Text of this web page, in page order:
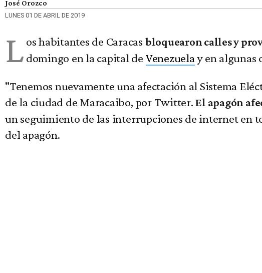
José Orozco
LUNES 01 DE ABRIL DE 2019
L os habitantes de Caracas bloquearon calles y
domingo en la capital de Venezuelay en algunas
"Tenemos nuevamente una afectación al Sistema
de la ciudad de Maracaibo, por Twitter.El apagón
un seguimiento de las interrupciones de internet en
del apagón.